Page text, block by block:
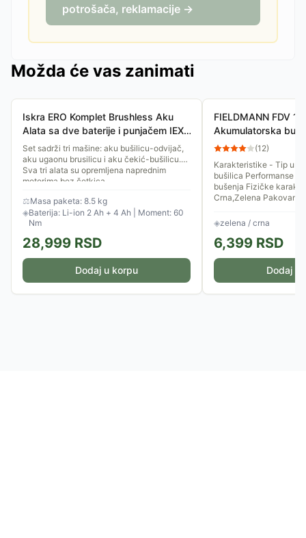
potrošača, reklamacije →
Možda će vas zanimati
Iskra ERO Komplet Brushless Aku
Alata sa dve baterije i punjačem IEX-
BR-6FC2040
Set sadrži tri mašine: aku bušilicu-odvijač,
aku ugaonu brusilicu i aku čekić-bušilicu.
Sva tri alata su opremljena naprednim
motorima bez četkica....
⚖Masa paketa: 8.5 kg
◈Baterija: Li-ion 2 Ah + 4 Ah | Moment: 60
Nm
28,999 RSD
Dodaj u korpu
FIELDMANN FDV
Akumulatorska
(51 delova)
(12)
Karakteristike - Tip
bušilica Performanse - Ostalo: 2 brzine
bušenja Fizičke karakteristike - Boja:
Crna,Zelena
◈zelena / crna
6,399 RSD
Dodaj u